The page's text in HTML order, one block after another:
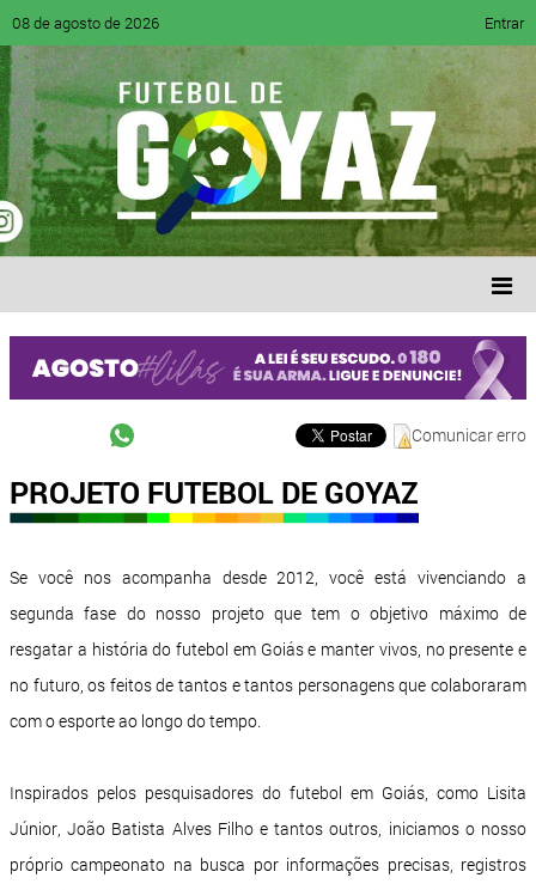
08 de agosto de 2026 Entrar
Comunicar erro
PROJETO FUTEBOL DE GOYAZ
Se você nos acompanha desde 2012, você está vivenciando a
segunda fase do nosso projeto que tem o objetivo máximo de
resgatar a história do futebol em Goiás e manter vivos, no presente e
no futuro, os feitos de tantos e tantos personagens que colaboraram
com o esporte ao longo do tempo.
Inspirados pelos pesquisadores do futebol em Goiás, como Lisita
Júnior, João Batista Alves Filho e tantos outros, iniciamos o nosso
próprio campeonato na busca por informações precisas, registros